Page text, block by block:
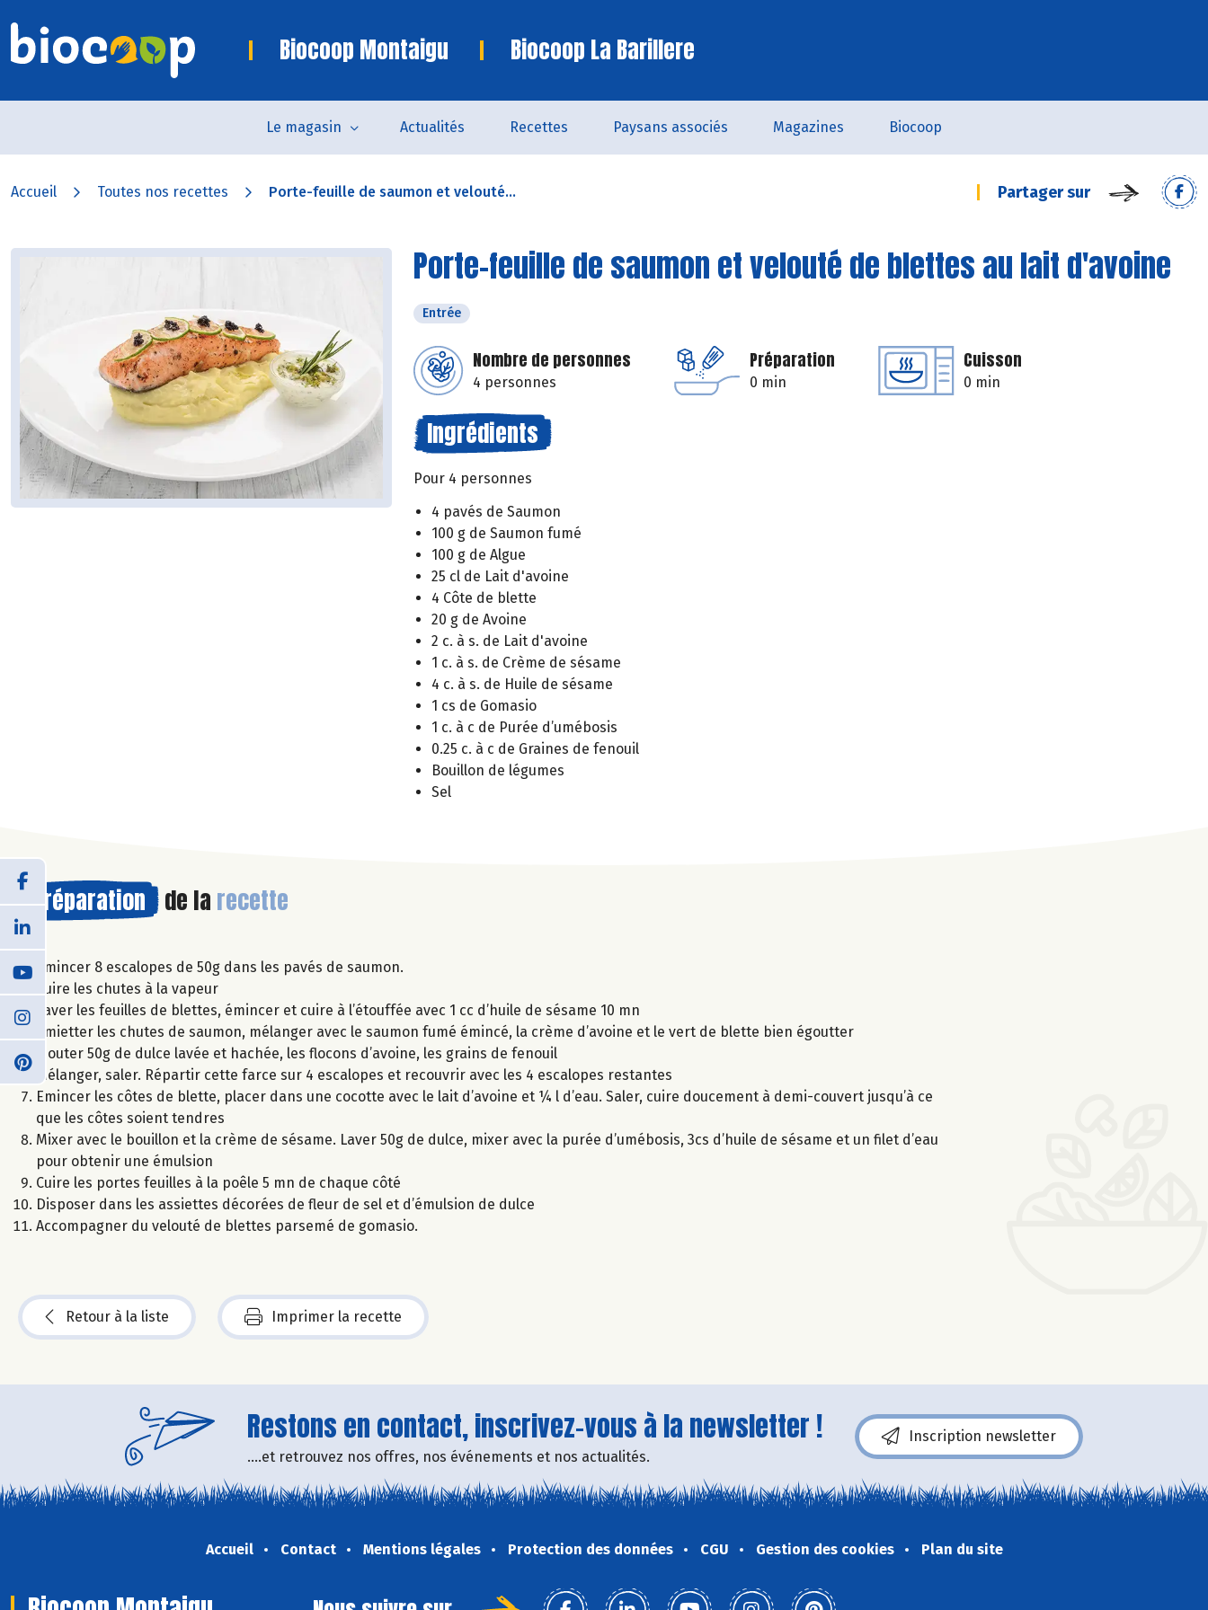
Biocoop Montaigu Biocoop La Barillere
Le magasin Actualités Recettes Paysans associés Magazines Biocoop
Accueil Toutes nos recettes Porte-feuille de saumon et velouté... Partager sur
Porte-feuille de saumon et velouté de blettes au lait d'avoine
Entrée
Nombre de personnes
4 personnes
Préparation
0 min
Cuisson
0 min
Ingrédients
Pour 4 personnes
4 pavés de Saumon
100 g de Saumon fumé
100 g de Algue
25 cl de Lait d'avoine
4 Côte de blette
20 g de Avoine
2 c. à s. de Lait d'avoine
1 c. à s. de Crème de sésame
4 c. à s. de Huile de sésame
1 cs de Gomasio
1 c. à c de Purée d’umébosis
0.25 c. à c de Graines de fenouil
Bouillon de légumes
Sel
Préparation de la recette
Emincer 8 escalopes de 50g dans les pavés de saumon.
Cuire les chutes à la vapeur
Laver les feuilles de blettes, émincer et cuire à l’étouffée avec 1 cc d’huile de sésame 10 mn
Emietter les chutes de saumon, mélanger avec le saumon fumé émincé, la crème d’avoine et le vert de blette bien égoutter
Ajouter 50g de dulce lavée et hachée, les flocons d’avoine, les grains de fenouil
Mélanger, saler. Répartir cette farce sur 4 escalopes et recouvrir avec les 4 escalopes restantes
Emincer les côtes de blette, placer dans une cocotte avec le lait d’avoine et ¼ l d’eau. Saler, cuire doucement à demi-couvert jusqu’à ce
que les côtes soient tendres
Mixer avec le bouillon et la crème de sésame. Laver 50g de dulce, mixer avec la purée d’umébosis, 3cs d’huile de sésame et un filet d’eau
pour obtenir une émulsion
Cuire les portes feuilles à la poêle 5 mn de chaque côté
Disposer dans les assiettes décorées de fleur de sel et d’émulsion de dulce
Accompagner du velouté de blettes parsemé de gomasio.
Retour à la liste Imprimer la recette
Restons en contact, inscrivez-vous à la newsletter !
....et retrouvez nos offres, nos événements et nos actualités.
Inscription newsletter
Accueil Contact Mentions légales Protection des données CGU Gestion des cookies Plan du site